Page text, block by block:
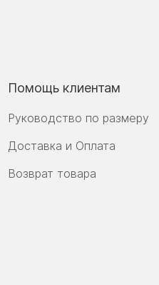
Помощь клиентам
Руководство по размеру
Доставка и Оплата
Возврат товара